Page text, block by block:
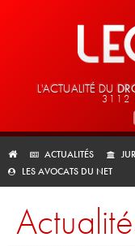
L'ACTUALITÉ DU
3112
ACTUALITÉS
LES AVOCATS DU NET